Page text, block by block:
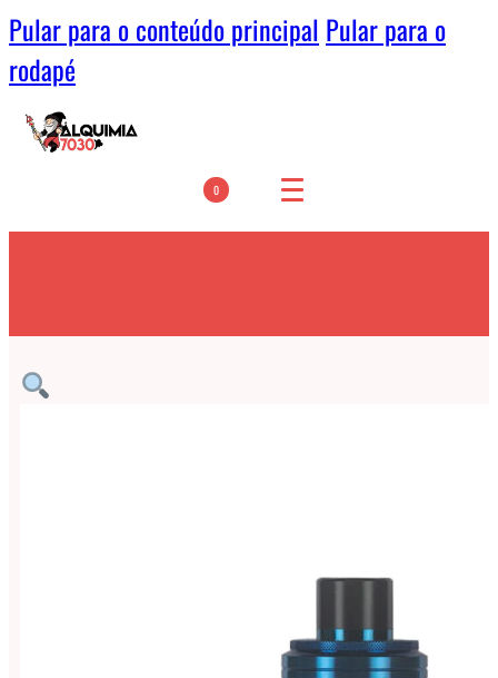
Pular para o conteúdo principal Pular para o
rodapé
0